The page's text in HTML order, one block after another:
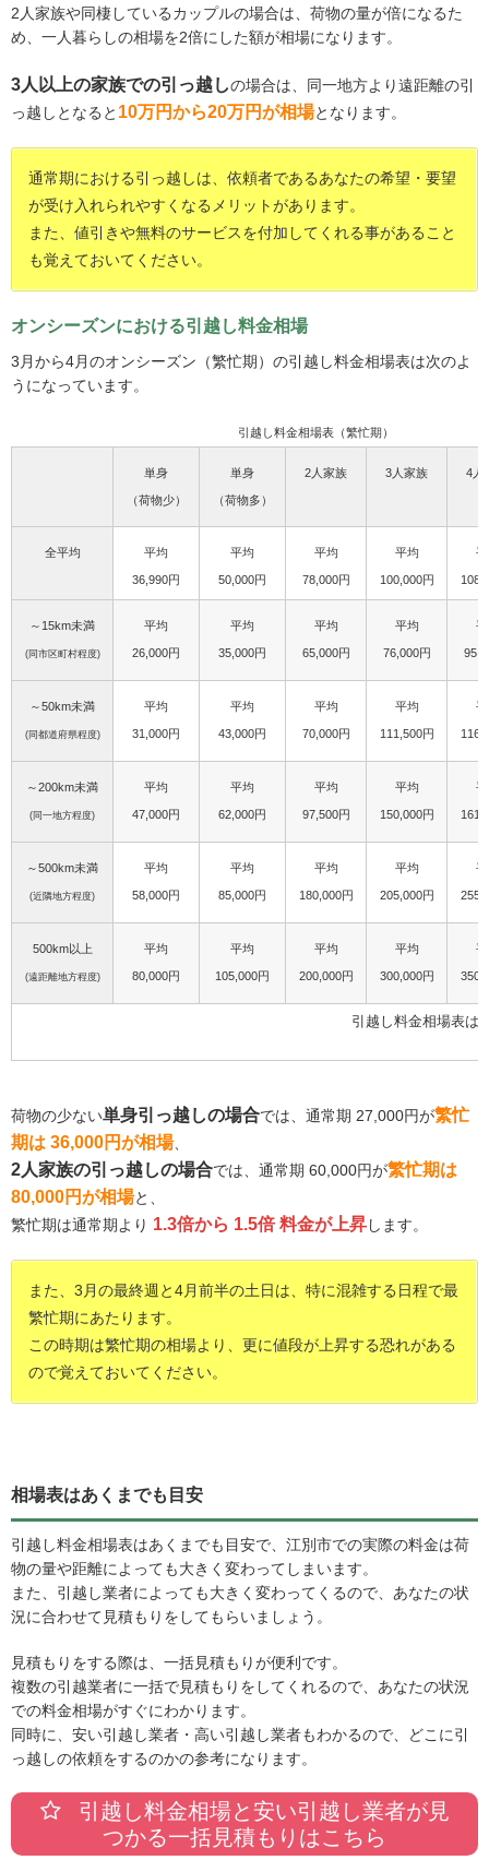
2人家族や同棲しているカップルの場合は、荷物の量が倍になるた
め、一人暮らしの相場を2倍にした額が相場になります。
3人以上の家族での引っ越しの場合は、同一地方より遠距離の引
っ越しとなると 10万円から20万円が相場となります。
通常期における引っ越しは、依頼者であるあなたの希望・要望
が受け入れられやすくなるメリットがあります。
また、値引きや無料のサービスを付加してくれる事があること
も覚えておいてください。
オンシーズンにおける引越し料金相場
3月から4月のオンシーズン（繁忙期）の引越し料金相場表は次のよ
うになっています。
引越し料金相場表（繁忙期）
単身
（荷物少）
単身
（荷物多）
2人家族 3人家族 4人
全平均 平均
36,990円
平均
50,000円
平均
78,000円
平均
100,000円
～15km未満
(同市区町村程度)
平均
26,000円
平均
35,000円
平均
65,000円
平均
76,000円
～50km未満
(同都道府県程度)
平均
31,000円
平均
43,000円
平均
70,000円
平均
111,500円
～200km未満
(同一地方程度)
平均
47,000円
平均
62,000円
平均
97,500円
平均
150,000円
～500km未満
(近隣地方程度)
平均
58,000円
平均
85,000円
平均
180,000円
平均
205,000円
500km以上
(遠距離地方程度)
平均
80,000円
平均
105,000円
平均
200,000円
平均
300,000円
引越し料金相場表は
荷物の少ない単身引っ越しの場合では、通常期 27,000円が繁忙
期は 36,000円が相場、
2人家族の引っ越しの場合では、通常期 60,000円が繁忙期は
80,000円が相場と、
繁忙期は通常期より 1.3倍から 1.5倍 料金が上昇します。
また、3月の最終週と4月前半の土日は、特に混雑する日程で最
繁忙期にあたります。
この時期は繁忙期の相場より、更に値段が上昇する恐れがある
ので覚えておいてください。
相場表はあくまでも目安
引越し料金相場表はあくまでも目安で、江別市での実際の料金は荷
物の量や距離によっても大きく変わってしまいます。
また、引越し業者によっても大きく変わってくるので、あなたの状
況に合わせて見積もりをしてもらいましょう。
見積もりをする際は、一括見積もりが便利です。
複数の引越業者に一括で見積もりをしてくれるので、あなたの状況
での料金相場がすぐにわかります。
同時に、安い引越し業者・高い引越し業者もわかるので、どこに引
っ越しの依頼をするのかの参考になります。
引越し料金相場と安い引越し業者が見
つかる一括見積もりはこちら